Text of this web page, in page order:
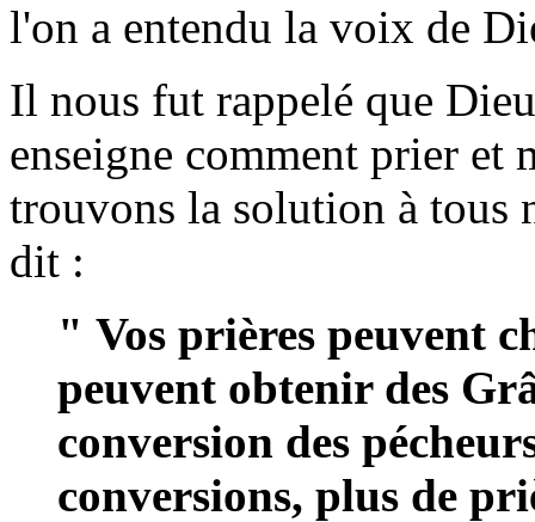
l'on a entendu la voix de
Il nous fut rappelé que
enseigne comment prier et
trouvons la solution à tous
dit :
" Vos prières peuvent
peuvent obtenir des
conversion des
conversions, plus de